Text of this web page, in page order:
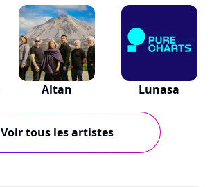
Altan Lunasa
Voir tous les artistes